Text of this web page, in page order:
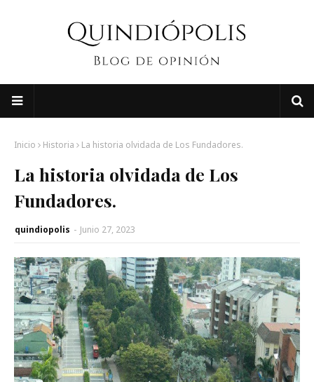
Inicio Historia La historia olvidada de Los Fundadores.
La historia olvidada de Los
Fundadores.
quindiopolis - Junio 27, 2023